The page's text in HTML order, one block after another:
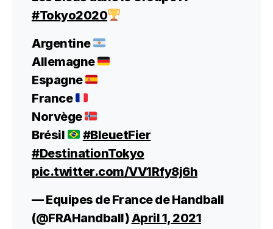
#Tokyo2020
Argentine
Allemagne
Espagne
France
Norvège
Brésil
#BleuetFier
#DestinationTokyo
pic.twitter.com/VV1Rfy8j6h
— Equipes de France de Handball
(@FRAHandball)April 1, 2021